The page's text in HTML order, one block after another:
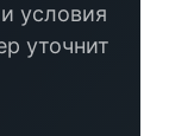
условия
уточнит